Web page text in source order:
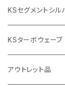
プロ用鏝（こて）
吸着盤
その他
タイルパッチ（ビブラー
125ｍｍ（5インチ
105mm（4インチ）
通常品
ビス穴付き
125mm（5インチ）
通常品
150ｍｍ（6インチ）
KSセグメントシル
105mm（4インチ）
125mm（5インチ）
KSターボウェーブ
105mm（4インチ）
アウトレット品